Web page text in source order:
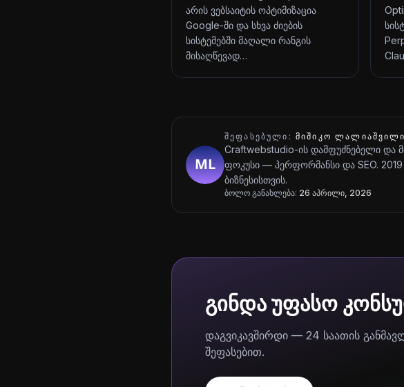
არის ვებსაიტის ოპტიმიზაცია
Google-ში და სხვა ძიების
სისტემებში მაღალი რანგის
მისაღწევად…
ᲨᲔᲤᲐᲡᲔᲑᲣᲚᲘ: ᲛᲘᲨᲘᲙᲝ ᲚᲐᲚᲘᲐᲨᲕᲘᲚᲘ
Craftwebstudio-ის დამფუძნებელი და
ფოკუსი — პერფორმანსი და SEO.
ბიზნესისთვის.
ბოლო განახლება: 26 აპრილი, 2026
გინდა უფასო
დაგვიკავშირდი — 24 საათის
შეფასებით.